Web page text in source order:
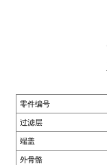
零件编号
过滤层
端盖
外骨骼